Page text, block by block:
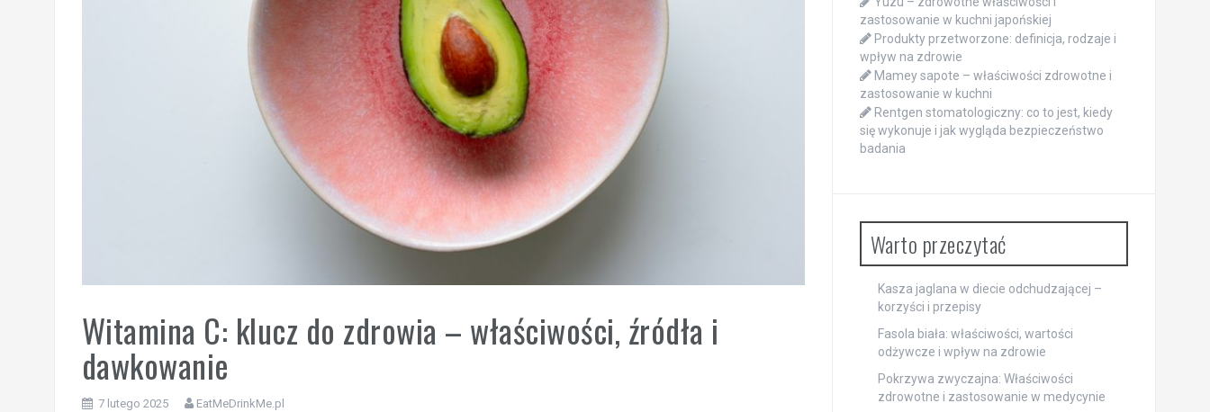
Witamina C: klucz do zdrowia – właściwości, źródła i
dawkowanie
7 lutego 2025 EatMeDrinkMe.pl
zastosowanie w kuchni japońskiej
Produkty przetworzone: definicja, rodzaje i
wpływ na zdrowie
Mamey sapote – właściwości zdrowotne i
zastosowanie w kuchni
Rentgen stomatologiczny: co to jest, kiedy
się wykonuje i jak wygląda bezpieczeństwo
badania
Warto przeczytać
Kasza jaglana w diecie odchudzającej –
korzyści i przepisy
Fasola biała: właściwości, wartości
odżywcze i wpływ na zdrowie
Pokrzywa zwyczajna: Właściwości
zdrowotne i zastosowanie w medycynie